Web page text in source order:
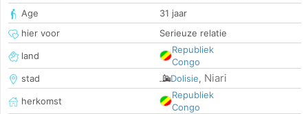
Age
31 jaar
hier voor
Serieuze relatie
land
Republiek
Congo
stad
Dolisie, Niari
herkomst
Republiek
Congo